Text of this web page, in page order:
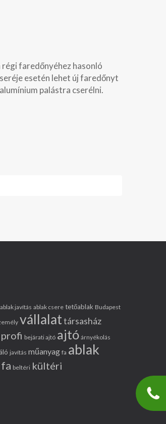
régi faredőnyéhez hasonló
esetén lehet új faredőnyt
palástra cserélni.
ablak javítás ablak csere tetőablak Budapest
vállalattársasház
profi bejárati ajtó ajtó árnyékolás
javítás műanyag fa ablak
fa beltéri kültéri